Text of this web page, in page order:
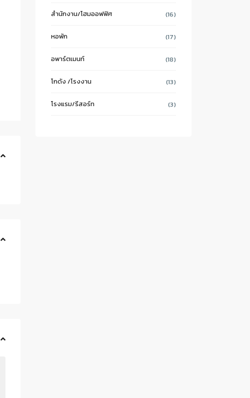
สำนักงาน/โฮมออฟฟิศ (16)
หอพัก (17)
อพาร์ตเมนท์ (18)
โกดัง /โรงงาน (13)
โรงแรม/รีสอร์ท (3)